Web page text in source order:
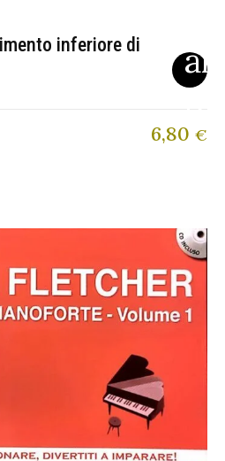
inferiore di
6,80 €